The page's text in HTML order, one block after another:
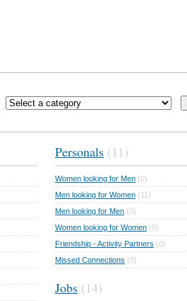
Personals (11)
Women looking for Men (0)
Men looking for Women (11)
Men looking for Men (0)
Women looking for Women (0)
Friendship - Activity Partners (0)
Missed Connections (0)
Jobs (14)